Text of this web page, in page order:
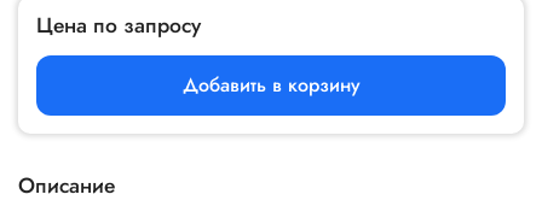
Цена по запросу
Добавить в корзину
Описание